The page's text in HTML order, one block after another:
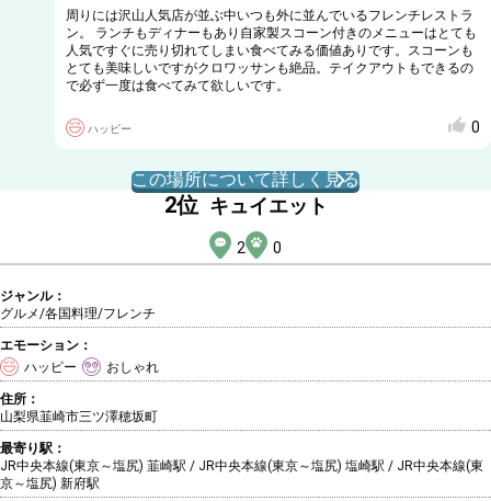
周りには沢山人気店が並ぶ中いつも外に並んでいるフレンチレストラ
ン。 ランチもディナーもあり自家製スコーン付きのメニューはとても
人気ですぐに売り切れてしまい食べてみる価値ありです。スコーンも
とても美味しいですがクロワッサンも絶品。テイクアウトもできるの
で必ず一度は食べてみて欲しいです。
ハッピー 0
この場所について詳しく見る
2位 キュイエット
2 0
ジャンル：
グルメ/各国料理/フレンチ
エモーション：
ハッピー
おしゃれ
住所：
山梨県韮崎市三ツ澤穂坂町
最寄り駅：
JR中央本線(東京～塩尻) 韮崎駅 / JR中央本線(東京～塩尻) 塩崎駅 / JR中央本線(東
京～塩尻) 新府駅